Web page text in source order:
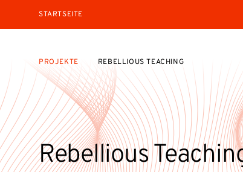
STARTSEITE
PROJEKTE REBELLIOUS TEACHING
Rebellious